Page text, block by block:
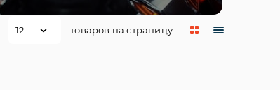
товаров на страницу